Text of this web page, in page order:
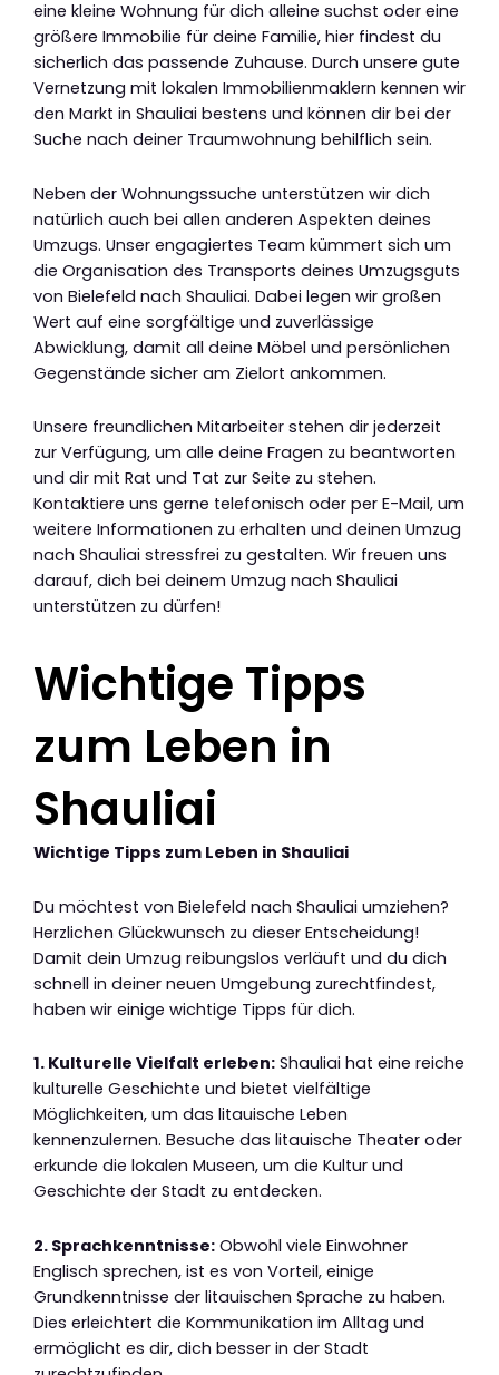
eine kleine Wohnung für dich alleine suchst oder eine
größere Immobilie für deine Familie, hier findest du
sicherlich das passende Zuhause. Durch unsere gute
Vernetzung mit lokalen Immobilienmaklern kennen wir
den Markt in Shauliai bestens und können dir bei der
Suche nach deiner Traumwohnung behilflich sein.
Neben der Wohnungssuche unterstützen wir dich
natürlich auch bei allen anderen Aspekten deines
Umzugs. Unser engagiertes Team kümmert sich um
die Organisation des Transports deines Umzugsguts
von Bielefeld nach Shauliai. Dabei legen wir großen
Wert auf eine sorgfältige und zuverlässige
Abwicklung, damit all deine Möbel und persönlichen
Gegenstände sicher am Zielort ankommen.
Unsere freundlichen Mitarbeiter stehen dir jederzeit
zur Verfügung, um alle deine Fragen zu beantworten
und dir mit Rat und Tat zur Seite zu stehen.
Kontaktiere uns gerne telefonisch oder per E-Mail, um
weitere Informationen zu erhalten und deinen Umzug
nach Shauliai stressfrei zu gestalten. Wir freuen uns
darauf, dich bei deinem Umzug nach Shauliai
unterstützen zu dürfen!
Wichtige Tipps
zum Leben in
Shauliai
Wichtige Tipps zum Leben in Shauliai
Du möchtest von Bielefeld nach Shauliai umziehen?
Herzlichen Glückwunsch zu dieser Entscheidung!
Damit dein Umzug reibungslos verläuft und du dich
schnell in deiner neuen Umgebung zurechtfindest,
haben wir einige wichtige Tipps für dich.
1. Kulturelle Vielfalt erleben: Shauliai hat eine reiche
kulturelle Geschichte und bietet vielfältige
Möglichkeiten, um das litauische Leben
kennenzulernen. Besuche das litauische Theater oder
erkunde die lokalen Museen, um die Kultur und
Geschichte der Stadt zu entdecken.
2. Sprachkenntnisse: Obwohl viele Einwohner
Englisch sprechen, ist es von Vorteil, einige
Grundkenntnisse der litauischen Sprache zu haben.
Dies erleichtert die Kommunikation im Alltag und
ermöglicht es dir, dich besser in der Stadt